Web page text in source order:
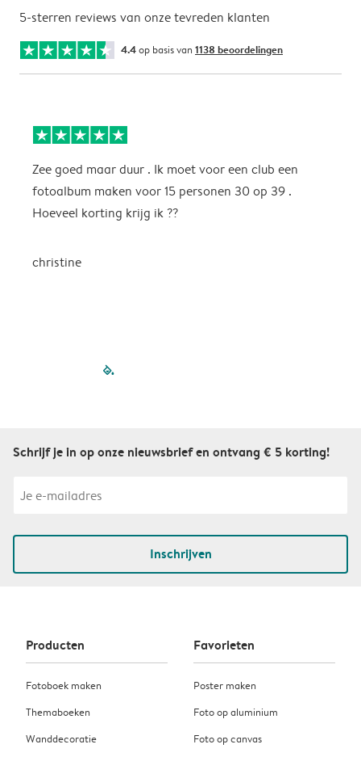
5-sterren reviews van onze tevreden klanten
4.4op basis van 1138 beoordelingen
Zee goed maar duur . Ik moet voor een club een
fotoalbum maken voor 15 personen 30 op 39 .
Hoeveel korting krijg ik ??
christine
filled-pagination
Schrijf je in op onze nieuwsbrief en ontvang € 5 korting!
Inschrijven
Producten
Fotoboek maken
Themaboeken
Wanddecoratie
Favorieten
Poster maken
Foto op aluminium
Foto op canvas